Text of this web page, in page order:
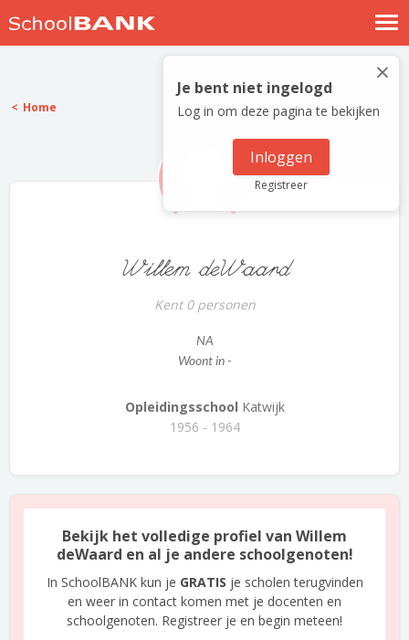
Nostalgische verhalen
Log in
Meld je gratis aan
×
Je bent niet ingelogd
Log in om deze pagina te bekijken
Inloggen
Registreer
Home
Willem deWaard
Kent 0 personen
NA
Woont in -
Opleidingsschool Katwijk
1956 - 1964
Bekijk het volledige profiel van Willem
deWaard en al je andere schoolgenoten!
In SchoolBANK kun je GRATIS je scholen terugvinden
en weer in contact komen met je docenten en
schoolgenoten. Registreer je en begin meteen!